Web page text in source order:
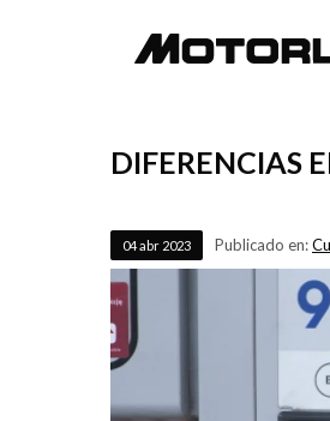
DIFERENCIAS
04abr 2023 Publicado en: